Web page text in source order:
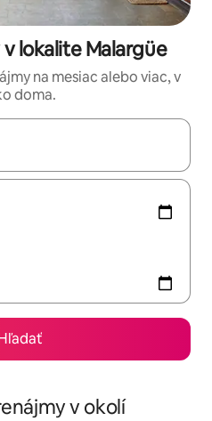
lokalite Malargüe
na mesiac alebo viac, v
doma.
môžete si ich prechádzať
v okolí